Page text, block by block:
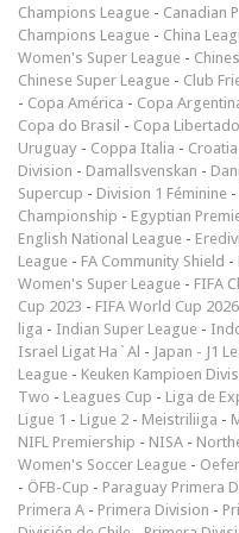
Champions League - Canadian
Champions League - China
Women's Super League -
Chinese Super League - Club
- Copa América - Copa
Copa do Brasil - Copa
Uruguay - Coppa Italia - Croatia
Division - Damallsvenskan -
Supercup - Division 1 Féminine -
Championship - Egyptian
English National League -
League - FA Community Shield -
Women's Super League - FIFA
Cup 2023 - FIFA World Cup 2026
liga - Indian Super League -
Israel Ligat Ha`Al - Japan - J1
League - Keuken Kampioen
Two - Leagues Cup - Liga de
Ligue 1 - Ligue 2 - Meistriliiga -
NIFL Premiership - NISA -
Women's Soccer League -
- ÖFB-Cup - Paraguay Primera
Primera A - Primera Division -